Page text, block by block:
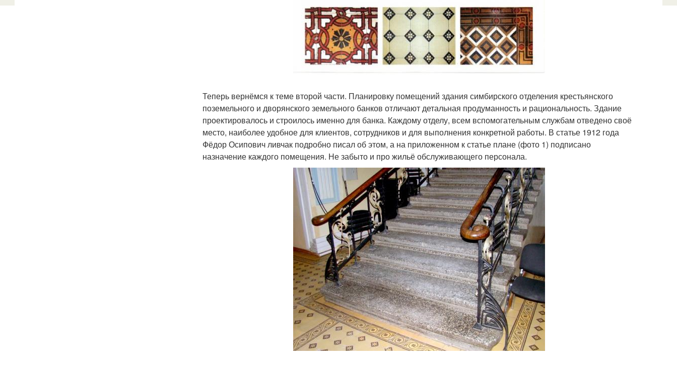
Теперь вернёмся к теме второй части. Планировку помещений здания симбирского отделения крестьянского
поземельного и дворянского земельного банков отличают детальная продуманность и рациональность. Здание
проектировалось и строилось именно для банка. Каждому отделу, всем вспомогательным службам отведено своё
место, наиболее удобное для клиентов, сотрудников и для выполнения конкретной работы. В статье 1912 года
Фёдор Осипович ливчак подробно писал об этом, а на приложенном к статье плане (фото 1) подписано
назначение каждого помещения. Не забыто и про жильё обслуживающего персонала.